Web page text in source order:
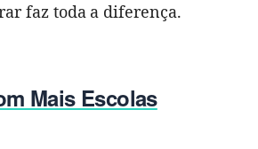
faz toda a diferença.
Mais Escolas